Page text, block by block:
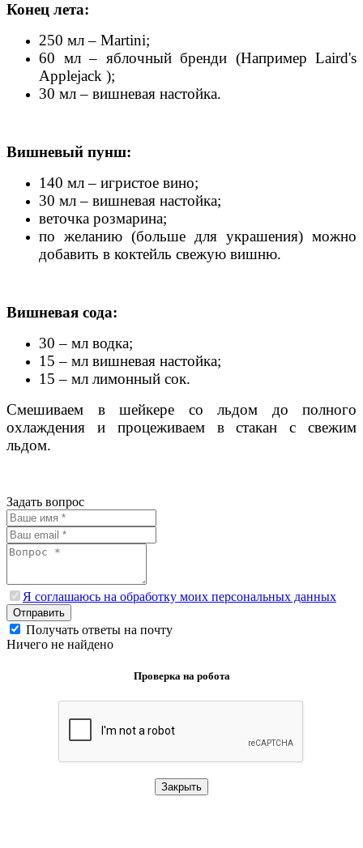
Конец лета:
250 мл – Martini;
60 мл – яблочный бренди (Например Laird's
Applejack );
30 мл – вишневая настойка.
Вишневый пунш:
140 мл – игристое вино;
30 мл – вишневая настойка;
веточка розмарина;
по желанию (больше для украшения) можно
добавить в коктейль свежую вишню.
Вишневая сода:
30 – мл водка;
15 – мл вишневая настойка;
15 – мл лимонный сок.
Смешиваем в шейкере со льдом до полного
охлаждения и процеживаем в стакан с свежим
льдом.
Задать вопрос
Я соглашаюсь на обработку моих персональных данных
Отправить
Получать ответы на почту
Ничего не найдено
Проверка на робота
Закрыть